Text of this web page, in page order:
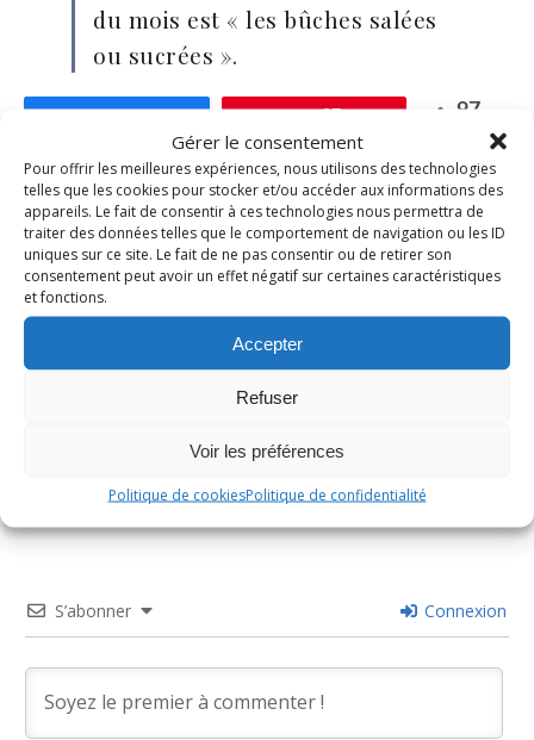
Gérer le consentement
Pour offrir les meilleures expériences, nous utilisons des technologies
telles que les cookies pour stocker et/ou accéder aux informations des
appareils. Le fait de consentir à ces technologies nous permettra de
traiter des données telles que le comportement de navigation ou les ID
uniques sur ce site. Le fait de ne pas consentir ou de retirer son
consentement peut avoir un effet négatif sur certaines caractéristiques
et fonctions.
Accepter
Refuser
Voir les préférences
Politique de cookiesPolitique de confidentialité
du mois est « les bûches salées
ou sucrées ».
97
bûche caramel Noël
poires
poudre d'amandes
S’abonner Connexion